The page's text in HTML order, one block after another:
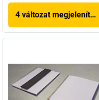
4 változat megjelenítése